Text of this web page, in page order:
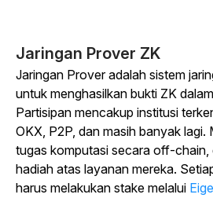
Jaringan Prover ZK
Jaringan Prover adalah sistem
untuk menghasilkan bukti ZK
Partisipan mencakup institusi
OKX, P2P, dan masih banyak lagi.
tugas komputasi secara off-chain,
hadiah atas layanan mereka.
harus melakukan stake melalui